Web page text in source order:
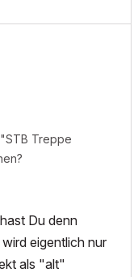
Treppe
Du denn
eigentlich nur
als "alt"